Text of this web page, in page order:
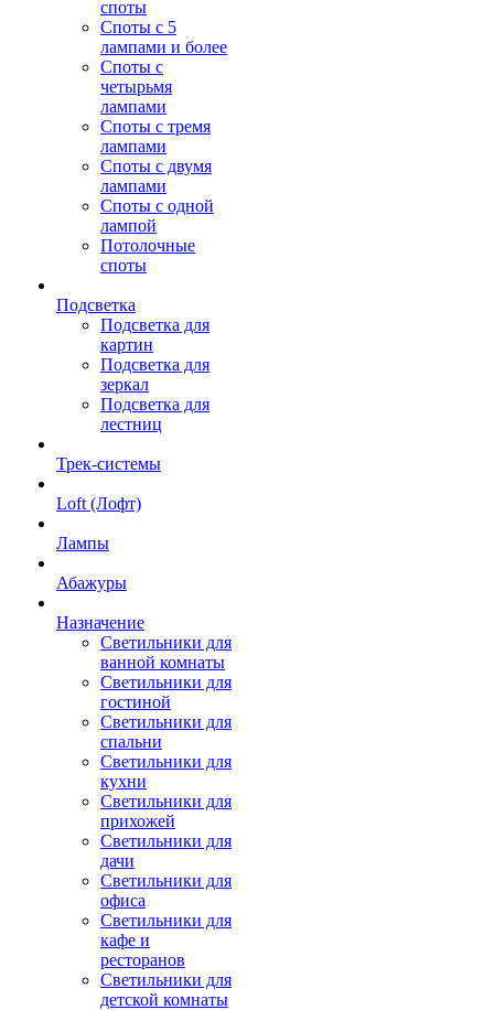
споты
Споты с 5
лампами и более
Споты с
четырьмя
лампами
Споты с тремя
лампами
Споты с двумя
лампами
Споты с одной
лампой
Потолочные
споты
Подсветка
Подсветка для
картин
Подсветка для
зеркал
Подсветка для
лестниц
Трек-системы
Loft (Лофт)
Лампы
Абажуры
Назначение
Светильники для
ванной комнаты
Светильники для
гостиной
Светильники для
спальни
Светильники для
кухни
Светильники для
прихожей
Светильники для
дачи
Светильники для
офиса
Светильники для
кафе и
ресторанов
Светильники для
детской комнаты